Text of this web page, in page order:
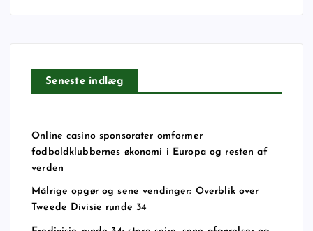
Seneste indlæg
Online casino sponsorater omformer
fodboldklubbernes økonomi i Europa og resten af
verden
Målrige opgør og sene vendinger: Overblik over
Tweede Divisie runde 34